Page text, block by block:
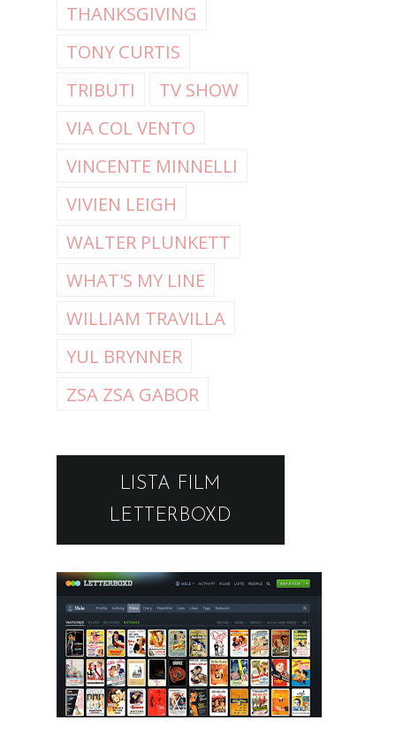
THANKSGIVING
TONY CURTIS
TRIBUTI
TV SHOW
VIA COL VENTO
VINCENTE MINNELLI
VIVIEN LEIGH
WALTER PLUNKETT
WHAT'S MY LINE
WILLIAM TRAVILLA
YUL BRYNNER
ZSA ZSA GABOR
LISTA FILM
LETTERBOXD